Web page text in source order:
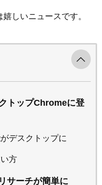
しいニュースです。
トップChromeに登
デスクトップに
方
サーチが簡単に